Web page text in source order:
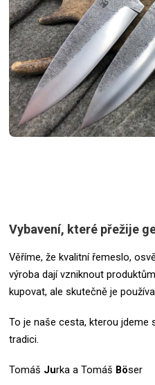
Vybavení, které přežije
Věříme, že kvalitní řemeslo,
výroba dají vzniknout
kupovat, ale skutečně je
To je naše cesta, kterou jdeme
tradici.
Tomáš Jurka a Tomáš Böser